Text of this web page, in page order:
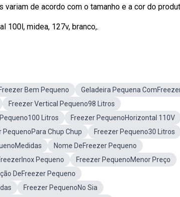
de acordo com o tamanho e a cor do
100l, midea, 127v, branco,.
Bem Pequeno
Geladeira Pequena
Freezer Vertical Pequeno98 Litros
Litros
Freezer PequenoHorizontal 110V
PequenoPara Chup Chup
Freezer Pequeno30 Litros
Nome DeFreezer Pequeno
Pequeno
Freezer PequenoMenor Preço
DeFreezer Pequeno
Freezer PequenoNo Sia